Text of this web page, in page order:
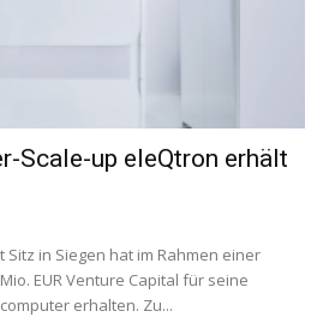
Scale-up eleQtron erhält
Sitz in Siegen hat im Rahmen einer
EUR Venture Capital für seine
erhalten. Zu...